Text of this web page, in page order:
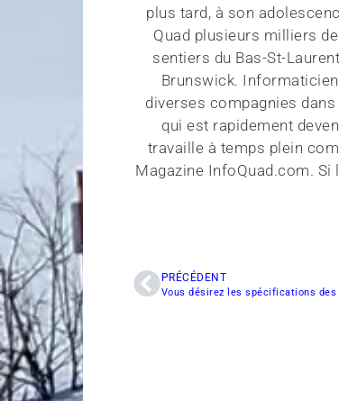
plus tard, à son
Quad plusieurs milliers
sentiers du Bas-St-
Brunswick.
diverses compagnies
qui est rapidement
travaille à temps plein
Magazine InfoQuad.com. Si
PRÉCÉDENT